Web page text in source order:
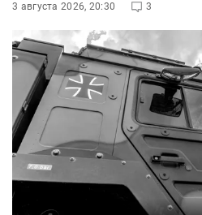
3 августа 2026, 20:30 3